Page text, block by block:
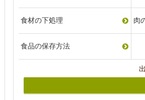
食材の下処理 肉
食品の保存方法